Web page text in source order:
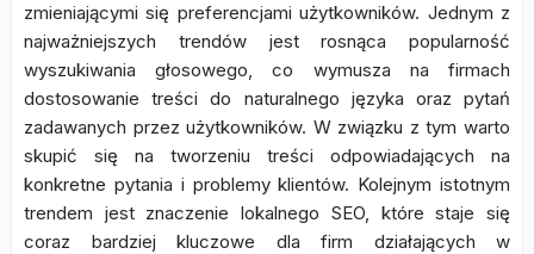
zmieniającymi się preferencjami użytkowników. Jednym z
najważniejszych trendów jest rosnąca popularność
wyszukiwania głosowego, co wymusza na firmach
dostosowanie treści do naturalnego języka oraz pytań
zadawanych przez użytkowników. W związku z tym warto
skupić się na tworzeniu treści odpowiadających na
konkretne pytania i problemy klientów. Kolejnym istotnym
trendem jest znaczenie lokalnego SEO, które staje się
coraz bardziej kluczowe dla firm działających w